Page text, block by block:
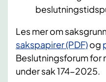
Les mer om
sakspapirer (PDF)og
Beslutningsforum for
under sak 174-2025.